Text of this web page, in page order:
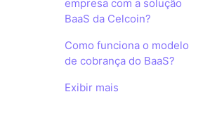
empresa com a solução
BaaS da Celcoin?
Como funciona o modelo
de cobrança do BaaS?
Exibir mais